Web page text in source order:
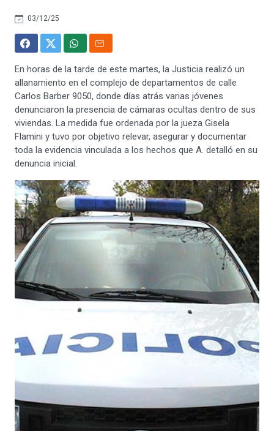
03/12/25
En horas de la tarde de este martes, la Justicia realizó un
allanamiento en el complejo de departamentos de calle
Carlos Barber 9050, donde días atrás varias jóvenes
denunciaron la presencia de cámaras ocultas dentro de sus
viviendas. La medida fue ordenada por la jueza Gisela
Flamini y tuvo por objetivo relevar, asegurar y documentar
toda la evidencia vinculada a los hechos que A. detalló en su
denuncia inicial.